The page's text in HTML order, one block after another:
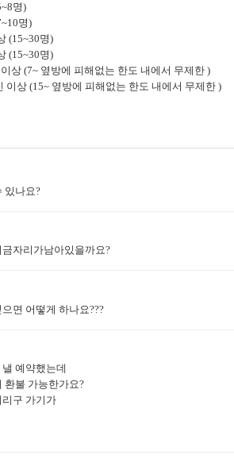
명)
명)
(15~30명)
(15~30명)
상 (7~ 옆방에 피해없는 한도 내에서 무제한 )
상 (15~ 옆방에 피해없는 한도 내에서 무제한 )
있나요?
자리가남아있을까요?
면 어떻게 하나요???
예약했는데
불 가능한가요?
구 가기가